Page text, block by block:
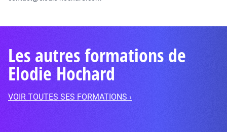
Les autres formations de
Elodie Hochard
VOIR TOUTES SES FORMATIONS ›